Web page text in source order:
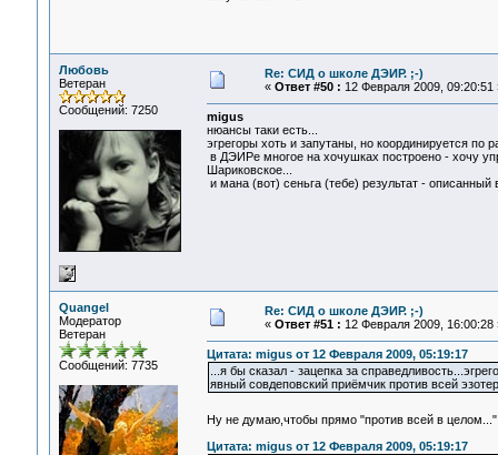
Любовь
Ветеран
Сообщений: 7250
Re: СИД о школе ДЭИР. ;-)
« Ответ #50 : 12 Февраля 2009, 09:20:51
migus
нюансы таки есть...
эгрегоры хоть и запутаны, но координируется по
в ДЭИРе многое на хочушках построено - хочу
Шариковское...
и мана (вот) сеньга (тебе) результат -
Quangel
Модератор
Ветеран
Сообщений: 7735
Re: СИД о школе ДЭИР. ;-)
« Ответ #51 : 12 Февраля 2009, 16:00:28
Цитата: migus от 12 Февраля 2009, 05:19:17
...я бы сказал - зацепка за
явный совдеповский приёмчик против всей
Ну не думаю,чтобы прямо "против всей в
Цитата: migus от 12 Февраля 2009, 05:19:17